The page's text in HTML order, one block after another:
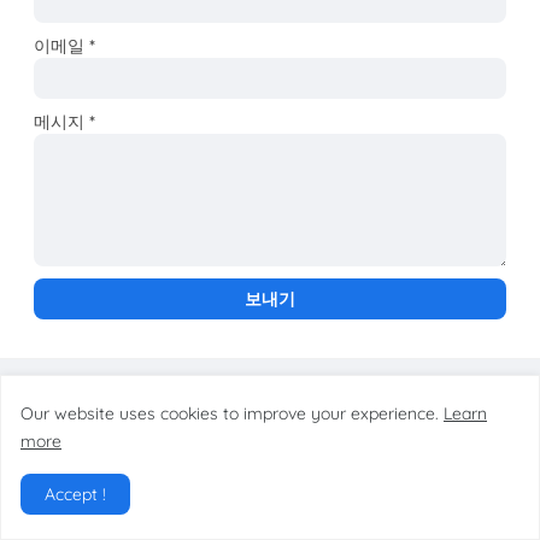
이메일*
메시지*
Our website uses cookies to improve your experience. Learn
more
Accept !